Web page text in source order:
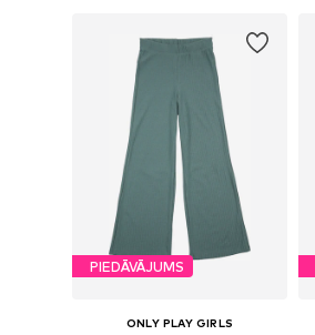
PIEDĀVĀJUMS
ONLY PLAY GIRLS